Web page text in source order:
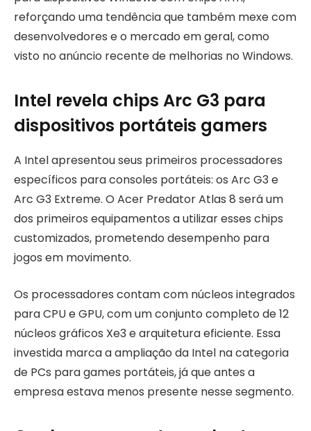
reforçando uma tendência que também mexe com
desenvolvedores e o mercado em geral, como
visto no anúncio recente de melhorias no Windows.
Intel revela chips Arc G3 para
dispositivos portáteis gamers
A Intel apresentou seus primeiros processadores
específicos para consoles portáteis: os Arc G3 e
Arc G3 Extreme. O Acer Predator Atlas 8 será um
dos primeiros equipamentos a utilizar esses chips
customizados, prometendo desempenho para
jogos em movimento.
Os processadores contam com núcleos integrados
para CPU e GPU, com um conjunto completo de 12
núcleos gráficos Xe3 e arquitetura eficiente. Essa
investida marca a ampliação da Intel na categoria
de PCs para games portáteis, já que antes a
empresa estava menos presente nesse segmento.